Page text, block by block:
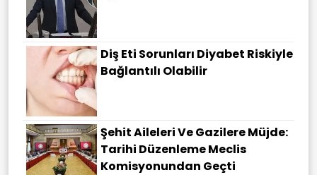
Diş Eti Sorunları Diyabet Riskiyle
Bağlantılı Olabilir
Şehit Aileleri Ve Gazilere Müjde:
Tarihi Düzenleme Meclis
Komisyonundan Geçti